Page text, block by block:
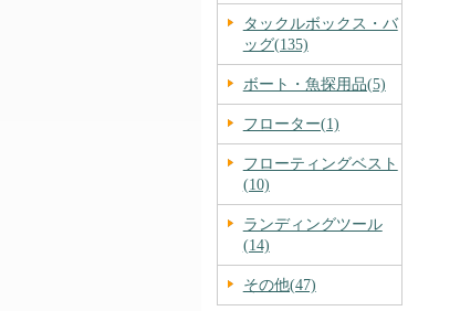
タックルボックス・バ
ッグ(135)
ボート・魚探用品(5)
フローター(1)
フローティングベスト
(10)
ランディングツール
(14)
その他(47)